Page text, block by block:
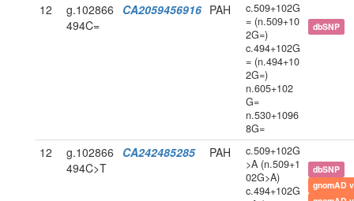
12
g.102866
494C=
CA2059456916 PAH
c.509+102G
= (n.509+10
2G=)
c.494+102G
= (n.494+10
2G=)
n.605+102
G=
n.530+1096
8G=
dbSNP
12
g.102866
494C>T
CA242485285 PAH
c.509+102G
>A (n.509+1
02G>A)
c.494+102G
dbSNP
gnomAD